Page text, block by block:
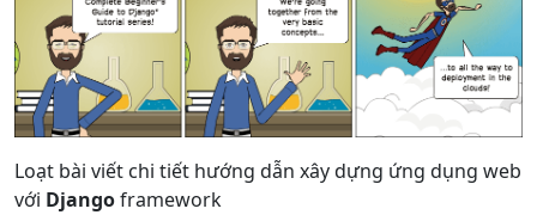
Loạt bài viết chi tiết hướng dẫn xây dựng ứng dụng web
với Djangoframework